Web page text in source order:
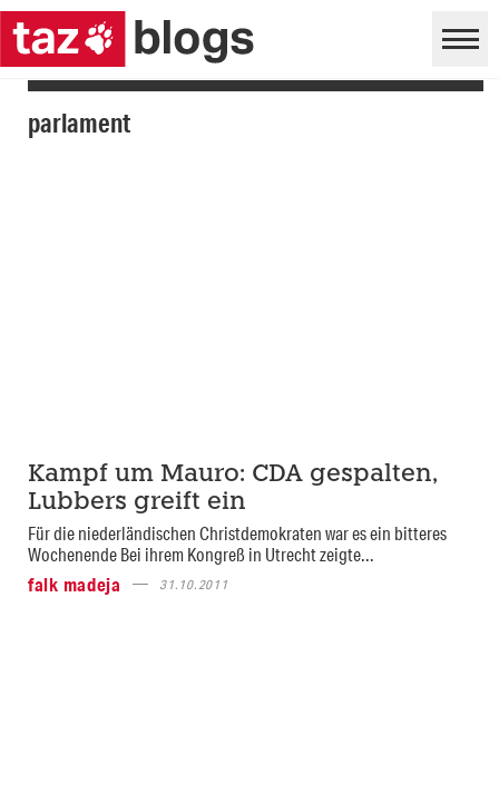
parlament
Kampf um Mauro: CDA gespalten,
Lubbers greift ein
Für die niederländischen Christdemokraten war es ein bitteres
Wochenende Bei ihrem Kongreß in Utrecht zeigte...
falk madeja
31.10.2011